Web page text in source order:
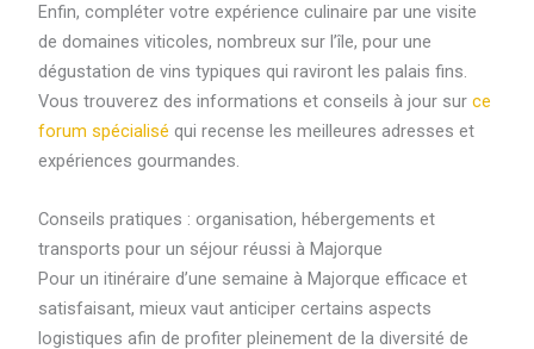
Enfin, compléter votre expérience culinaire par une visite
de domaines viticoles, nombreux sur l’île, pour une
dégustation de vins typiques qui raviront les palais fins.
Vous trouverez des informations et conseils à jour sur ce
forum spécialisé qui recense les meilleures adresses et
expériences gourmandes.
Conseils pratiques : organisation, hébergements et
transports pour un séjour réussi à Majorque
Pour un itinéraire d’une semaine à Majorque efficace et
satisfaisant, mieux vaut anticiper certains aspects
logistiques afin de profiter pleinement de la diversité de